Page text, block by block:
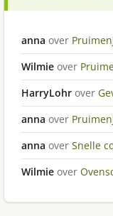
anna over
Wilmie over
HarryLohr over
anna over
anna over Snelle
Wilmie over